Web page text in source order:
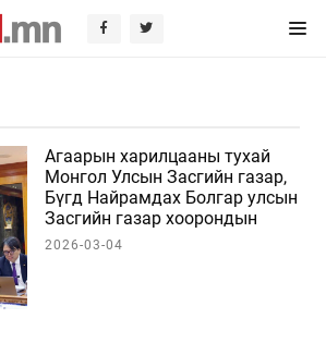
Агаарын харилцааны тухай
Монгол Улсын Засгийн газар,
Бүгд Найрамдах Болгар улсын
Засгийн газар хоорондын
хэлэлцээрийг баталлаа
2026-03-04